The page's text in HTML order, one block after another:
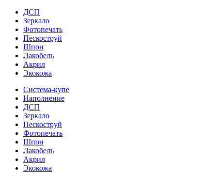
ДСП
Зеркало
Фотопечать
Пескоструй
Шпон
Лакобель
Акрил
Экокожа
Система-купе
Наполнение
ДСП
Зеркало
Пескоструй
Фотопечать
Шпон
Лакобель
Акрил
Экокожа